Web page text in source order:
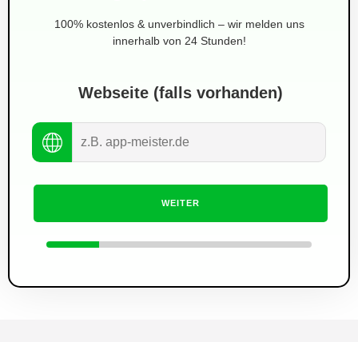
100% kostenlos & unverbindlich – wir melden uns
innerhalb von 24 Stunden!
Webseite (falls vorhanden)
WEITER